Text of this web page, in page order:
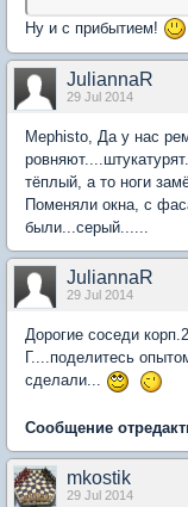
Ну и с прибытием!
JuliannaR
29 Jul 2014
Mephisto, Да у нас
тёплый, а то ноги
Поменяли окна, с
были...серый......
JuliannaR
29 Jul 2014
Дорогие соседи
Г....поделитесь
сделали...
Сообщение
mkostik
29 Jul 2014